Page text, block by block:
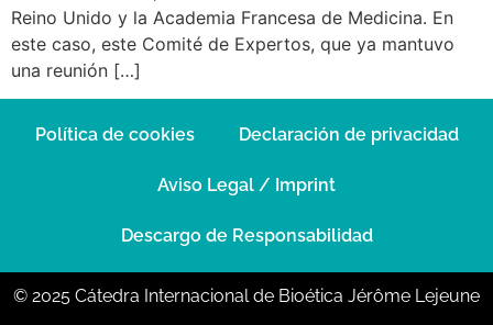
Reino Unido y la Academia Francesa de Medicina. En
este caso, este Comité de Expertos, que ya mantuvo
una reunión […]
Política de cookies Declaración de privacidad
Aviso Legal / Imprint
Descargo de Responsabilidad
© 2025 Cátedra Internacional de Bioética Jérôme Lejeune